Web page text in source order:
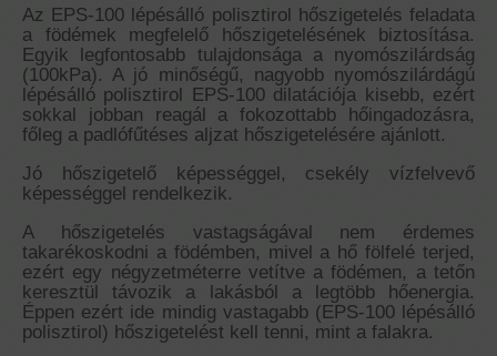
Az EPS-100 lépésálló polisztirol hőszigetelés feladata
a födémek megfelelő hőszigetelésének biztosítása.
Egyik legfontosabb tulajdonsága a nyomószilárdság
(100kPa). A jó minőségű, nagyobb nyomószilárdágú
lépésálló polisztirol EPS-100 dilatációja kisebb, ezért
sokkal jobban reagál a fokozottabb hőingadozásra,
főleg a padlófűtéses aljzat hőszigetelésére ajánlott.
Jó hőszigetelő képességgel, csekély vízfelvevő
képességgel rendelkezik.
A hőszigetelés vastagságával nem érdemes
takarékoskodni a födémben, mivel a hő fölfelé terjed,
ezért egy négyzetméterre vetítve a födémen, a tetőn
keresztül távozik a lakásból a legtöbb hőenergia.
Éppen ezért ide mindig vastagabb (EPS-100 lépésálló
polisztirol) hőszigetelést kell tenni, mint a falakra.